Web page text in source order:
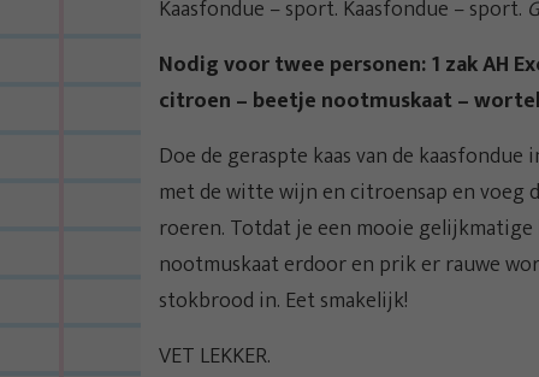
Kaasfondue – sport. Kaasfondue – sport.
Nodig voor twee personen: 1 zak AH
citroen – beetje nootmuskaat –
Doe de geraspte kaas van de
met de witte wijn en citroensap en voeg
roeren. Totdat je een mooie
nootmuskaat erdoor en prik er rauwe
stokbrood in. Eet smakelijk!
VET LEKKER.